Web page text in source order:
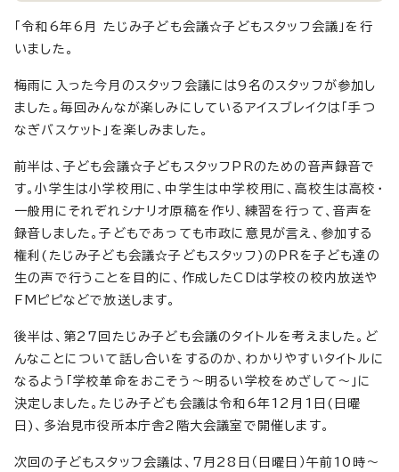
「令和6年6月 たじみ子ども会議☆子どもスタッフ会議」を行
いました。
梅雨に入った今月のスタッフ会議には9名のスタッフが参加し
ました。毎回みんなが楽しみにしているアイスブレイクは「手つ
なぎバスケット」を楽しみました。
前半は、子ども会議☆子どもスタッフPRのための音声録音で
す。小学生は小学校用に、中学生は中学校用に、高校生は高校・
一般用にそれぞれシナリオ原稿を作り、練習を行って、音声を
録音しました。子どもであっても市政に意見が言え、参加する
権利(たじみ子ども会議☆子どもスタッフ)のPRを子ども達の
生の声で行うことを目的に、作成したCDは学校の校内放送や
FMピピなどで放送します。
後半は、第27回たじみ子ども会議のタイトルを考えました。ど
んなことについて話し合いをするのか、わかりやすいタイトルに
なるよう「学校革命をおこそう～明るい学校をめざして～」に
決定しました。たじみ子ども会議は令和6年12月1日(日曜
日)、多治見市役所本庁舎2階大会議室で開催します。
次回の子どもスタッフ会議は、7月28日（日曜日）午前10時～